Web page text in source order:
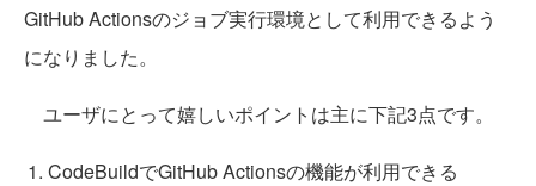
GitHub Actionsのジョブ実行環境として利用できるよう
になりました。
ユーザにとって嬉しいポイントは主に下記3点です。
CodeBuildでGitHub Actionsの機能が利用できる